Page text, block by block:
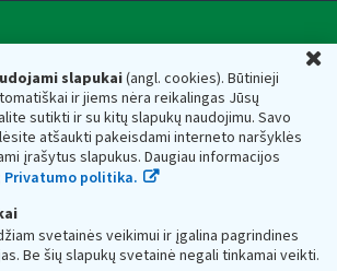
slapukai(angl. cookies). Būtinieji
ir jiems nėra reikalingas Jūsų
sutikti ir su kitų slapukų naudojimu. Savo
atšaukti pakeisdami interneto naršyklės
įrašytus slapukus. Daugiau informacijos
Privatumo politika.
svetainės veikimui ir įgalina pagrindines
Be šių slapukų svetainė negali tinkamai veikti.
ministerijos
asmens kodas — 188659752,
g. 14, 01107 Vilnius, Lietuva, el.paštas:
dėžutės adresas 188659752
mokesčių inspekciją prie Lietuvos
ministerijos kaupiami ir saugomi Juridinių